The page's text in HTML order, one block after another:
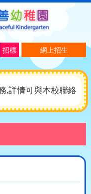
網上招生
招標
,詳情可與本校聯絡